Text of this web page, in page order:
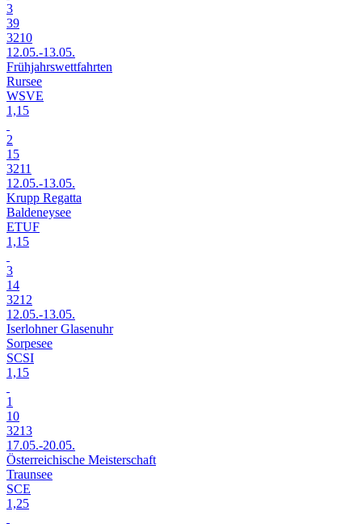
3
39
3210
12.05.-13.05.
Frühjahrswettfahrten
Rursee
WSVE
1,15
2
15
3211
12.05.-13.05.
Krupp Regatta
Baldeneysee
ETUF
1,15
3
14
3212
12.05.-13.05.
Iserlohner Glasenuhr
Sorpesee
SCSI
1,15
1
10
3213
17.05.-20.05.
Österreichische Meisterschaft
Traunsee
SCE
1,25